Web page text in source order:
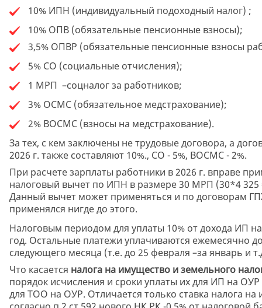
10% ИПН (индивидуальный подоходный налог) ;
10% ОПВ (обязательные пенсионные взносы);
3,5% ОПВР (обязательные пенсионные взносы
5% СО (социальные отчисления);
1 МРП –соцналог за работников;
3% ОСМС (обязательное медстрахование);
2% ВОСМС (взносы на медстрахование).
За тех, с кем заключены не трудовые договора, а
2026 г. также составляют 10%., СО - 5%, ВОСМС - 2%.
При расчете зарплаты работники в 2026 г. вправе
налоговый вычет по ИПН в размере 30 МРП (30*4 325
Данный вычет может применяться и по договорам
применялся нигде до этого.
Налоговым периодом для уплаты 10% от дохода ИП
год. Остальные платежи уплачиваются ежемесячно
следующего месяца (т.е. до 25 февраля –за январь и
Что касается налога на имущество и земельного
порядок исчисления и сроки уплаты их для ИП на ОУР
для ТОО на ОУР. Отличается только ставка налога